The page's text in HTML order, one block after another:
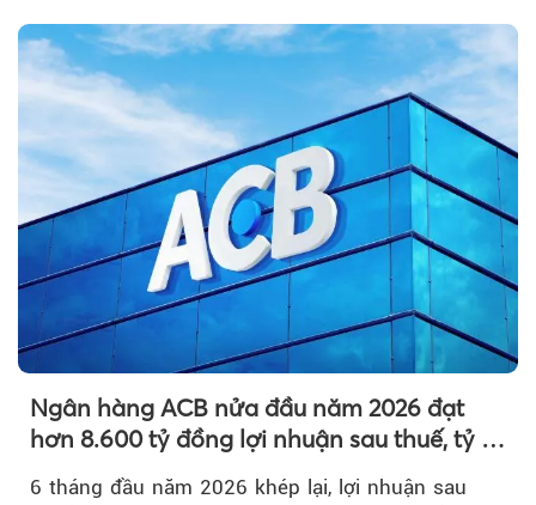
Ngân hàng ACB nửa đầu năm 2026 đạt
hơn 8.600 tỷ đồng lợi nhuận sau thuế, tỷ lệ
6 tháng đầu năm 2026 khép lại, lợi nhuận sau